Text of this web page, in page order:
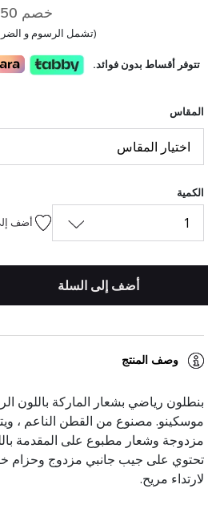
خصم 50%
(تشمل الرسوم و
تتوفر أقساط بدون فوائد.
المقاس
اختيار المقاس
الكمية
1 أضف
أضف إلى السلة
وصف المنتج
بنطلون رياضي بشعار الماركة باللون
موسكينو. مصنوع من القطن الناعم ،
مزدوجة وشعار مطبوع على المقدمة
تحتوي على جيب جانبي مزدوج
لارتداء مريح.